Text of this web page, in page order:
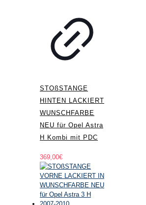
STOßSTANGE
HINTEN LACKIERT
WUNSCHFARBE
NEU für Opel Astra
H Kombi mit PDC
369,00€